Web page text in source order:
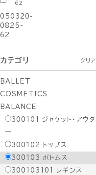
62
050320-
0825-
62
カテゴリ クリア
BALLET
COSMETICS
BALANCE
300101
ジャケット・アウタ
ー
300102
トップス
300103
ボトムス
300103101
レギンス